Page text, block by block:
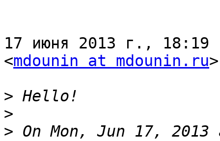
17 июня 2013 г., 18:19
<mdounin at mdounin.ru
>
>
> On Mon, Jun 17, 2013